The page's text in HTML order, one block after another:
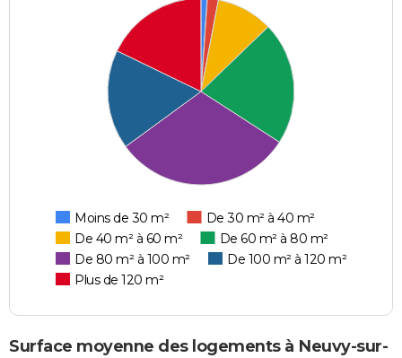
Moins de 30 m²
De 30 m² à 40 m²
De 40 m² à 60 m²
De 60 m² à 80 m²
De 80 m² à 100 m²
De 100 m² à 120 m²
Plus de 120 m²
Surface moyenne des logements à Neuvy-sur-